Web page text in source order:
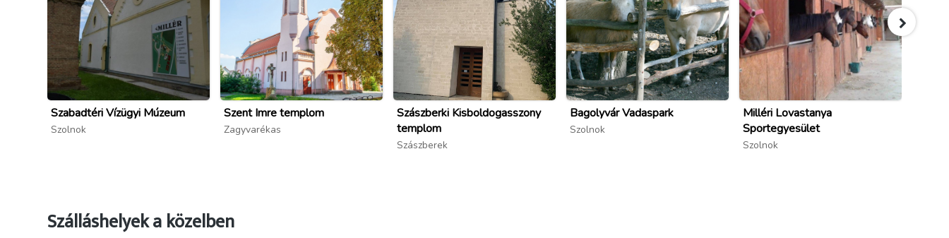
Szabadtéri Vízügyi Múzeum
Szolnok
Szent Imre templom
Zagyvarékas
Szászberki Kisboldogasszony
templom
Szászberek
Bagolyvár Vadaspark
Szolnok
Milléri Lovastanya
Sportegyesület
Szolnok
Szálláshelyek a közelben